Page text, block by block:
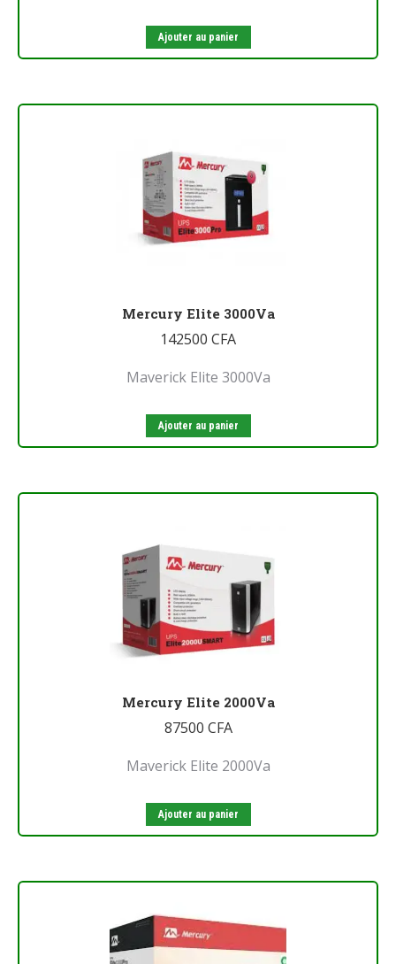
Ajouter au panier
Mercury Elite 3000Va
142500 CFA
Maverick Elite 3000Va
Ajouter au panier
Mercury Elite 2000Va
87500 CFA
Maverick Elite 2000Va
Ajouter au panier